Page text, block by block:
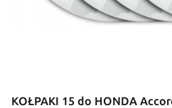
KOŁPAKI 15 do HONDA